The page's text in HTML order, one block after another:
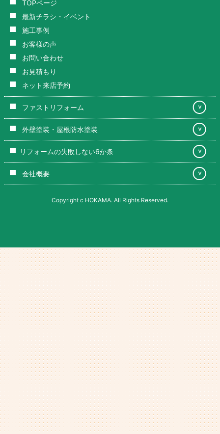
TOPページ
最新チラシ・イベント
施工事例
お客様の声
お問い合わせ
お見積もり
ネット来店予約
ファストリフォーム ＞
外壁塗装・屋根防水塗装 ＞
リフォームの失敗しない6か条 ＞
会社概要 ＞
Copyright c HOKAMA. All Rights Reserved.